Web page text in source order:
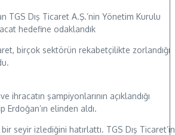
TGS Dış Ticaret A.Ş.’nin Yönetim Kurulu
hedefine odaklandık
birçok sektörün rekabetçilikte zorlandığı
şampiyonlarının açıklandığı
elinden aldı.
seyir izlediğini hatırlattı. TGS Dış Ticaret’in